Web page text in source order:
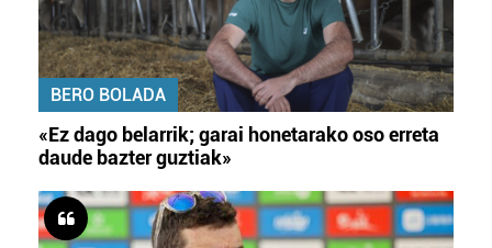
BERO BOLADA
«Ez dago belarrik; garai honetarako oso erreta
daude bazter guztiak»